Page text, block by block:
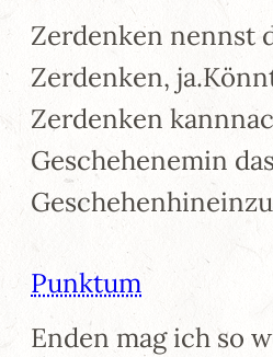
Zerdenken nennst
Zerdenken,
Zerdenken
Geschehenemin das
Punktum
Enden mag ich so